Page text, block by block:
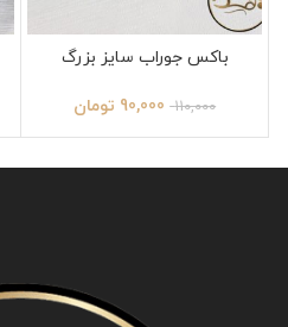
باکس جوراب سایز بزرگ
110,000
90,000 تومان